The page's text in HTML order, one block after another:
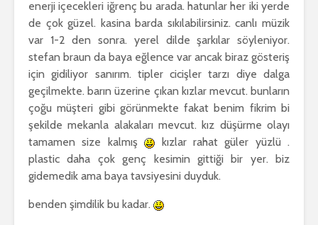
enerji içecekleri iğrenç bu arada. hatunlar her iki yerde
de çok güzel. kasina barda sıkılabilirsiniz. canlı müzik
var 1-2 den sonra. yerel dilde şarkılar söyleniyor.
stefan braun da baya eğlence var ancak biraz gösteriş
için gidiliyor sanırım. tipler cicişler tarzı diye dalga
geçilmekte. barın üzerine çıkan kızlar mevcut. bunların
çoğu müşteri gibi görünmekte fakat benim fikrim bi
şekilde mekanla alakaları mevcut. kız düşürme olayı
tamamen size kalmış
kızlar rahat güler yüzlü .
plastic daha çok genç kesimin gittiği bir yer. biz
gidemedik ama baya tavsiyesini duyduk.
benden şimdilik bu kadar.